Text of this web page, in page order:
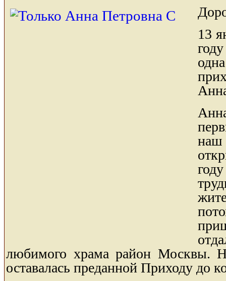
13
любимого храма район Москвы.
оставалась преданной Приходу до